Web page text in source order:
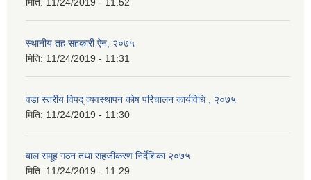
मिति: 11/24/2019 - 11:52
स्थानीय तह सहकारी ऐन, २०७५
मिति: 11/24/2019 - 11:31
वडा स्तरीय विपद् व्यवस्थापन कोष परिचालन कार्यविधि , २०७५
मिति: 11/24/2019 - 11:30
बाल समूह गठन तथा सहजीकरण निर्देशिका २०७५
मिति: 11/24/2019 - 11:29